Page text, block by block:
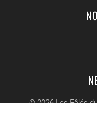
©2026Les Fêlés